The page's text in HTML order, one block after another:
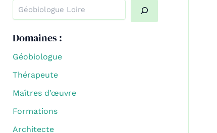
Quand les résultats de l'auto-complétion sont
Domaines :
Géobiologue
Thérapeute
Maîtres d’œuvre
Formations
Architecte